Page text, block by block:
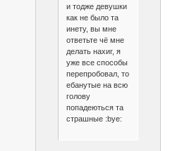
и тодже девушки
как не было та
инету, вы мне
ответьте чё мне
делать нахиг, я
уже все способы
перепробовал, то
ебанутые на всю
голову
попадеються та
страшные :bye: